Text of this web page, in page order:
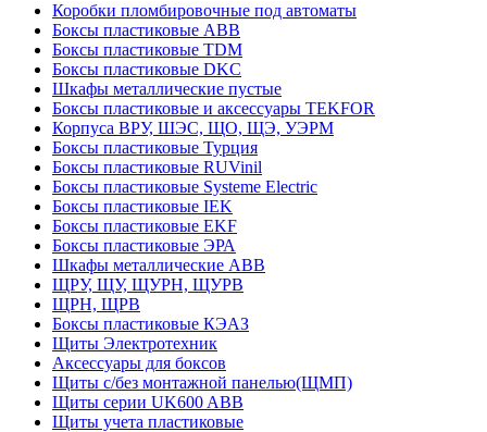
Коробки пломбировочные под автоматы
Боксы пластиковые ABB
Боксы пластиковые TDM
Боксы пластиковые DKC
Шкафы металлические пустые
Боксы пластиковые и аксессуары TEKFOR
Корпуса ВРУ, ШЭС, ЩО, ЩЭ, УЭРМ
Боксы пластиковые Турция
Боксы пластиковые RUVinil
Боксы пластиковые Systeme Electric
Боксы пластиковые IEK
Боксы пластиковые EKF
Боксы пластиковые ЭРА
Шкафы металлические ABB
ЩРУ, ЩУ, ЩУРН, ЩУРВ
ЩРН, ЩРВ
Боксы пластиковые КЭАЗ
Щиты Электротехник
Аксессуары для боксов
Щиты с/без монтажной панелью(ЩМП)
Щиты серии UK600 ABB
Щиты учета пластиковые